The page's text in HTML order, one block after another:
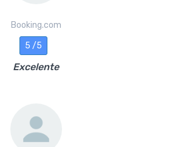
Booking.com
5 /5
Excelente